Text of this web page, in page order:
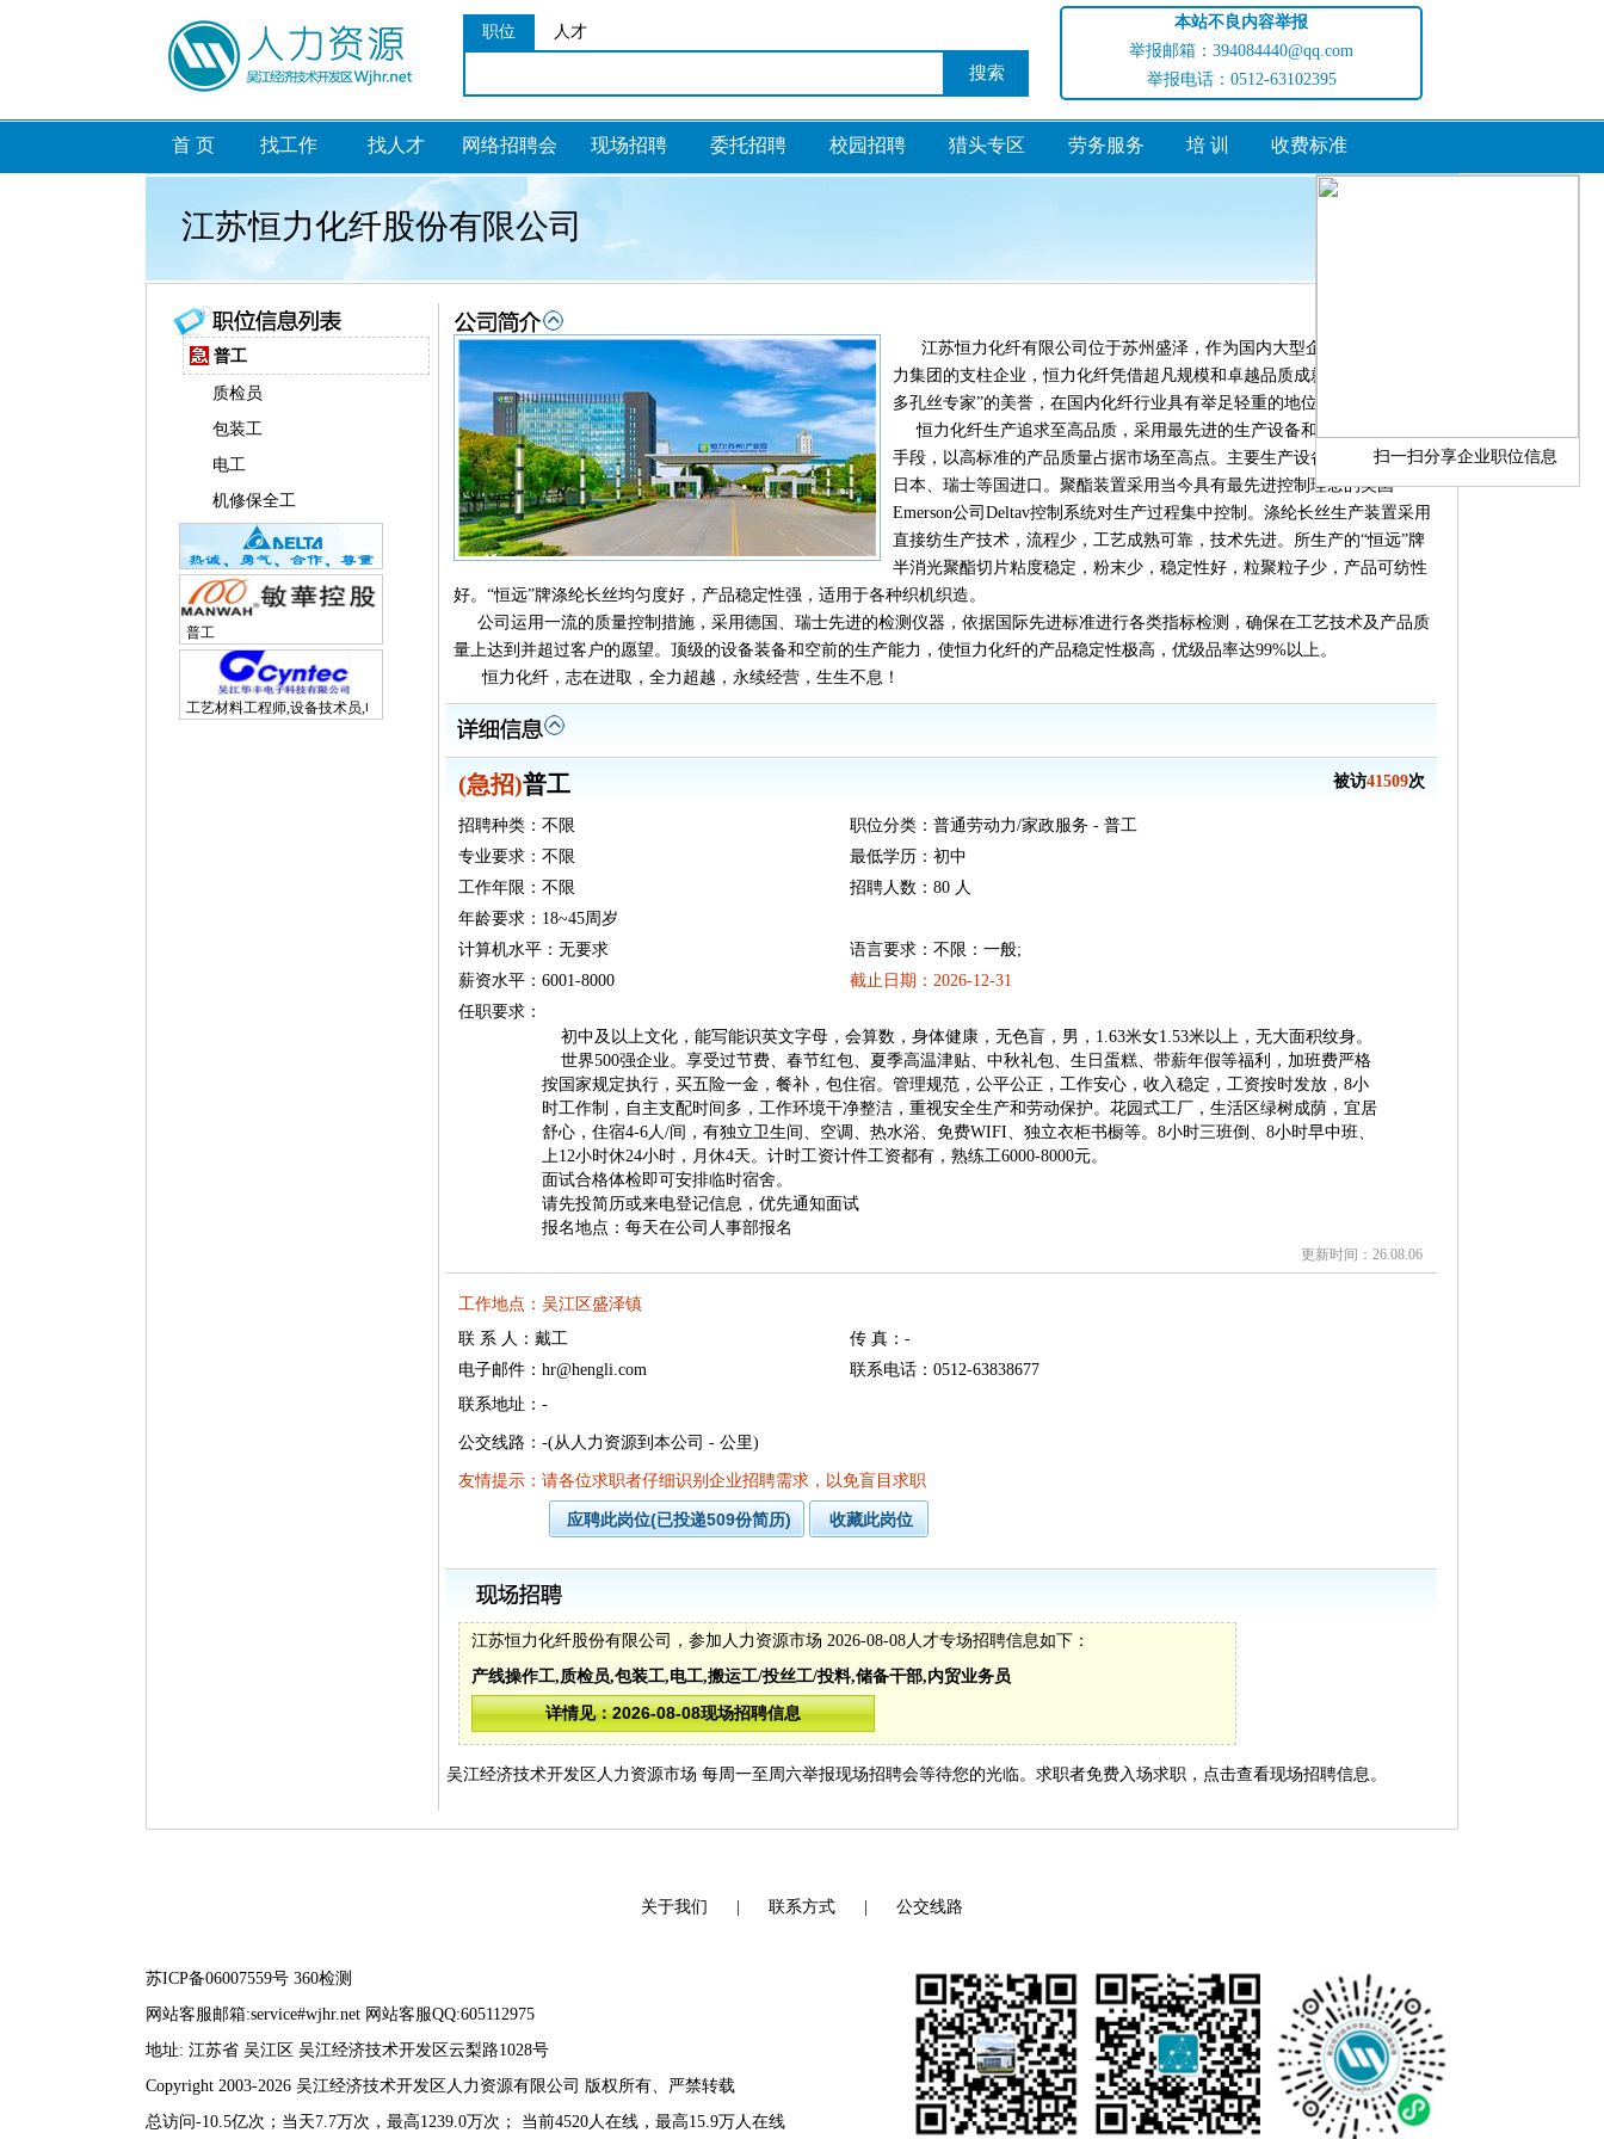
职位 人才
本站不良内容举报
举报邮箱：394084440@qq.com
举报电话：0512-63102395
首 页 找工作 找人才 网络招聘会 现场招聘 委托招聘 校园招聘 猎头专区 劳务服务 培 训 收费标准
江苏恒力化纤股份有限公司
普工
质检员
包装工
电工
机修保全工
普工
工艺材料工程师,设备技术员,电子研发工程师
扫一扫分享企业职位信息
江苏恒力化纤有限公司位于苏州盛泽，作为国内大型企业集团——恒
力集团的支柱企业，恒力化纤凭借超凡规模和卓越品质成就其“中国大陆
多孔丝专家”的美誉，在国内化纤行业具有举足轻重的地位。
恒力化纤生产追求至高品质，采用最先进的生产设备和最先进的管理
手段，以高标准的产品质量占据市场至高点。主要生产设备分别从德国、
日本、瑞士等国进口。聚酯装置采用当今具有最先进控制理念的美国
Emerson公司Deltav控制系统对生产过程集中控制。涤纶长丝生产装置采用
直接纺生产技术，流程少，工艺成熟可靠，技术先进。所生产的“恒远”牌
半消光聚酯切片粘度稳定，粉末少，稳定性好，粒聚粒子少，产品可纺性
好。“恒远”牌涤纶长丝均匀度好，产品稳定性强，适用于各种织机织造。
公司运用一流的质量控制措施，采用德国、瑞士先进的检测仪器，依据国际先进标准进行各类指标检测，确保在工艺技术及产品质
量上达到并超过客户的愿望。顶级的设备装备和空前的生产能力，使恒力化纤的产品稳定性极高，优级品率达99%以上。
恒力化纤，志在进取，全力超越，永续经营，生生不息！
(急招)普工 被访41509次
招聘种类：不限
职位分类：普通劳动力/家政服务 - 普工
专业要求：不限
最低学历：初中
工作年限：不限
招聘人数：80 人
年龄要求：18~45周岁
计算机水平：无要求
语言要求：不限：一般;
薪资水平：6001-8000
截止日期：2026-12-31
任职要求：
初中及以上文化，能写能识英文字母，会算数，身体健康，无色盲，男，1.63米女1.53米以上，无大面积纹身。
世界500强企业。享受过节费、春节红包、夏季高温津贴、中秋礼包、生日蛋糕、带薪年假等福利，加班费严格
按国家规定执行，买五险一金，餐补，包住宿。管理规范，公平公正，工作安心，收入稳定，工资按时发放，8小
时工作制，自主支配时间多，工作环境干净整洁，重视安全生产和劳动保护。花园式工厂，生活区绿树成荫，宜居
舒心，住宿4-6人/间，有独立卫生间、空调、热水浴、免费WIFI、独立衣柜书橱等。8小时三班倒、8小时早中班、
上12小时休24小时，月休4天。计时工资计件工资都有，熟练工6000-8000元。
面试合格体检即可安排临时宿舍。
请先投简历或来电登记信息，优先通知面试
报名地点：每天在公司人事部报名
更新时间：26.08.06
工作地点：吴江区盛泽镇
联 系 人：戴工
传 真：-
电子邮件：hr@hengli.com
联系电话：0512-63838677
联系地址：-
公交线路：-(从人力资源到本公司 - 公里)
友情提示：请各位求职者仔细识别企业招聘需求，以免盲目求职
江苏恒力化纤股份有限公司
，参加人力资源市场 2026-08-08人才专场招聘信息如下：
产线操作工,质检员,包装工,电工,搬运工/投丝工/投料,储备干部,内贸业务员
吴江经济技术开发区人力资源市场 每周一至周六举报现场招聘会等待您的光临。求职者免费入场求职， 点击查看现场招聘信息。
关于我们 联系方式 公交线路
苏ICP备06007559号 360检测
网站客服邮箱:service#wjhr.net 网站客服QQ:605112975
地址: 江苏省 吴江区 吴江经济技术开发区云梨路1028号
Copyright 2003-2026 吴江经济技术开发区人力资源有限公司 版权所有、严禁转载
总访问-10.5亿次；当天7.7万次，最高1239.0万次； 当前4520人在线，最高15.9万人在线